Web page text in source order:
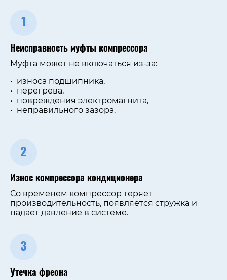
1
Неисправность муфты компрессора
Муфта может не включаться из-за:
износа подшипника,
перегрева,
повреждения электромагнита,
неправильного зазора.
2
Износ компрессора кондиционера
Со временем компрессор теряет
производительность, появляется стружка и
падает давление в системе.
3
Утечка фреона